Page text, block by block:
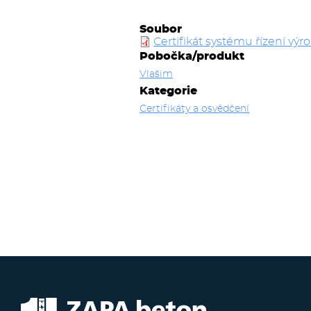
Soubor
Certifikát systému řízení
Pobočka/produkt
Vlašim
Kategorie
Certifikáty a osvědčení